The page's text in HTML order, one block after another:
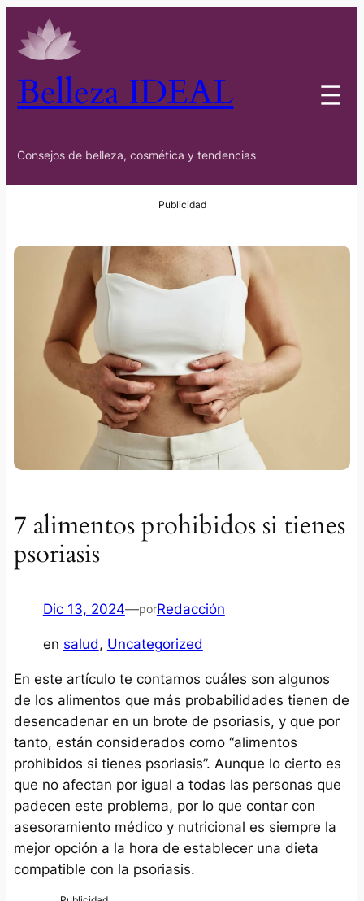
Belleza IDEAL
Consejos de belleza, cosmética y tendencias
7 alimentos prohibidos si tienes
psoriasis
Dic 13, 2024—porRedacción
en salud, Uncategorized
En este artículo te contamos cuáles son algunos
de los alimentos que más probabilidades tienen de
desencadenar en un brote de psoriasis, y que por
tanto, están considerados como “alimentos
prohibidos si tienes psoriasis”. Aunque lo cierto es
que no afectan por igual a todas las personas que
padecen este problema, por lo que contar con
asesoramiento médico y nutricional es siempre la
mejor opción a la hora de establecer una dieta
compatible con la psoriasis.